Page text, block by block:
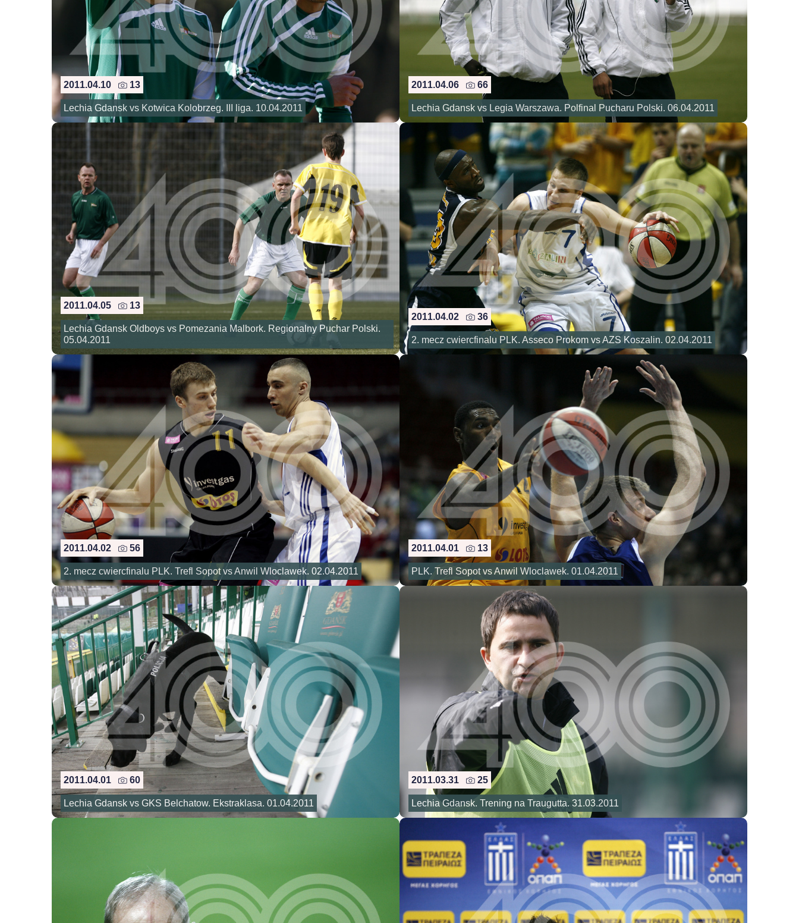
2011.04.10 13
Lechia Gdansk vs Kotwica Kolobrzeg. III liga. 10.04.2011
2011.04.06 66
Lechia Gdansk vs Legia Warszawa. Polfinal Pucharu Polski. 06.04.2011
2011.04.05 13
Lechia Gdansk Oldboys vs Pomezania Malbork. Regionalny Puchar Polski.
05.04.2011
2011.04.02 36
2. mecz cwiercfinalu PLK. Asseco Prokom vs AZS Koszalin. 02.04.2011
2011.04.02 56
2. mecz cwiercfinalu PLK. Trefl Sopot vs Anwil Wloclawek. 02.04.2011
2011.04.01 13
PLK. Trefl Sopot vs Anwil Wloclawek. 01.04.2011
2011.04.01 60
Lechia Gdansk vs GKS Belchatow. Ekstraklasa. 01.04.2011
2011.03.31 25
Lechia Gdansk. Trening na Traugutta. 31.03.2011